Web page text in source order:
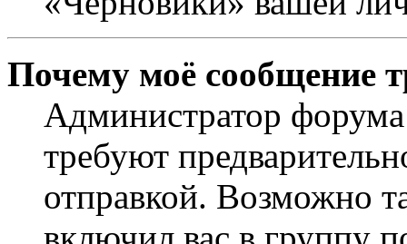
Почему моё сообщение
Администратор
требуют
отправкой. Возможно